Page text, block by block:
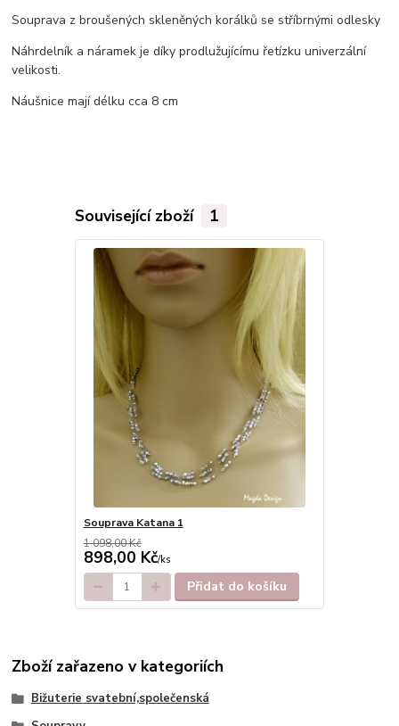
Souprava z broušených skleněných korálků se stříbrnými odlesky
Náhrdelník a náramek je díky prodlužujícímu řetízku univerzální
velikosti.
Náušnice mají délku cca 8 cm
Související zboží 1
Souprava Katana 1
1 098,00 Kč
898,00 Kč/ks
Přidat do košíku
Zboží zařazeno v kategoriích
Bižuterie svatební,společenská